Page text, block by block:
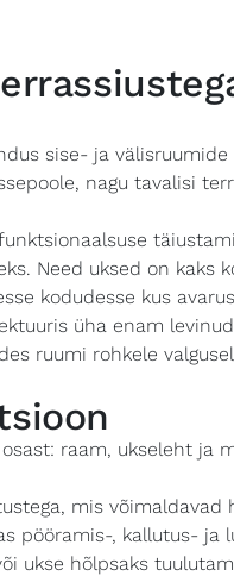
sise- ja
nagu tavalisi
Need uksed on kaks
kodudesse kus
üha enam
ruumi rohkele
raam, ukseleht ja
mis võimaldavad
pööramis-, kallutus- ja
ukse hõlpsaks